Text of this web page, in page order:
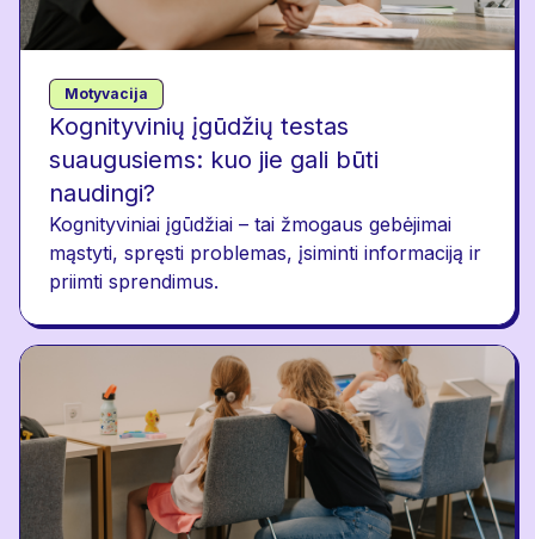
Motyvacija
Kognityvinių įgūdžių testas
suaugusiems: kuo jie gali būti
naudingi?
Kognityviniai įgūdžiai – tai žmogaus gebėjimai
mąstyti, spręsti problemas, įsiminti informaciją ir
priimti sprendimus.